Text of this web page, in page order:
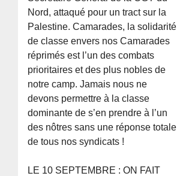
Nord, attaqué pour un tract sur la
Palestine. Camarades, la solidarité
de classe envers nos Camarades
réprimés est l’un des combats
prioritaires et des plus nobles de
notre camp. Jamais nous ne
devons permettre à la classe
dominante de s’en prendre à l’un
des nôtres sans une réponse totale
de tous nos syndicats !
LE 10 SEPTEMBRE : ON FAIT